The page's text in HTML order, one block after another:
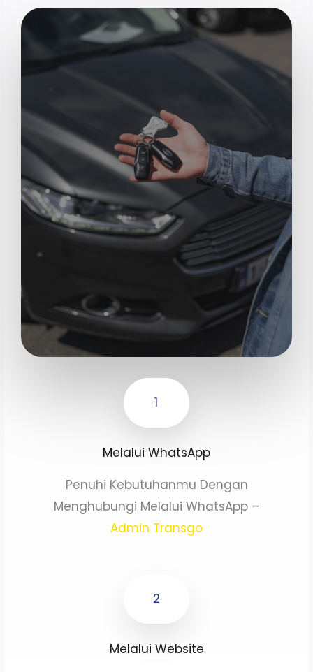
1
Melalui WhatsApp
Penuhi Kebutuhanmu Dengan
Menghubungi Melalui WhatsApp –
Admin Transgo
2
Melalui Website